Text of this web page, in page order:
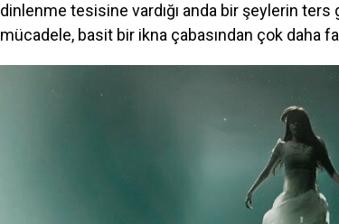
dinlenme tesisine vardığı anda bir şeylerin ters
mücadele, basit bir ikna çabasından çok daha